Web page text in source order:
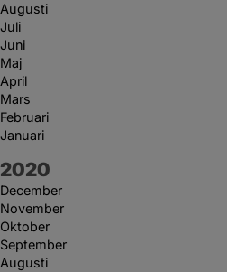
Augusti
Juli
Juni
Maj
April
Mars
Februari
Januari
År:
2020
December
November
Oktober
September
Augusti